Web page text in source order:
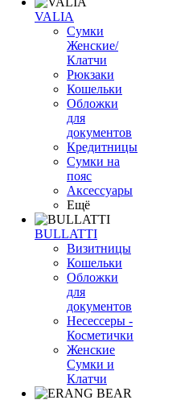
VALIA
Сумки
Женские/
Клатчи
Рюкзаки
Кошельки
Обложки
для
документов
Кредитницы
Сумки на
пояс
Аксессуары
Ещё
BULLATTI
Визитницы
Кошельки
Обложки
для
документов
Несессеры -
Косметички
Женские
Сумки и
Клатчи